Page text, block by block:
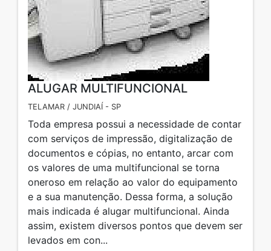
ALUGAR MULTIFUNCIONAL
TELAMAR / JUNDIAÍ - SP
Toda empresa possui a necessidade de contar
com serviços de impressão, digitalização de
documentos e cópias, no entanto, arcar com
os valores de uma multifuncional se torna
oneroso em relação ao valor do equipamento
e a sua manutenção. Dessa forma, a solução
mais indicada é alugar multifuncional. Ainda
assim, existem diversos pontos que devem ser
levados em con...